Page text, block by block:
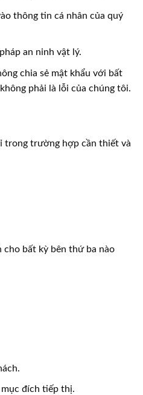
thông tin cá nhân của quý
an ninh vật lý.
chia sẻ mật khẩu với bất
phải là lỗi của chúng tôi.
trong trường hợp cần thiết và
cho bất kỳ bên thứ ba nào
mục đích tiếp thị.